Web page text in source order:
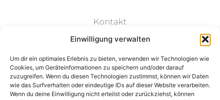
Einwilligung verwalten
Um dir ein optimales Erlebnis zu bieten, verwenden wir Technologien wie
Cookies, um Geräteinformationen zu speichern und/oder darauf
zuzugreifen. Wenn du diesen Technologien zustimmst, können wir Daten
wie das Surfverhalten oder eindeutige IDs auf dieser Website verarbeiten.
Wenn du deine Einwilligung nicht erteilst oder zurückziehst, können
Kontakt
Impressum